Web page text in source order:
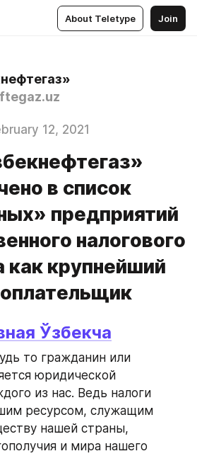
About Teletype Join
12, 2021
в список
предприятий
налогового
как крупнейший
Ўзбекча
то гражданин или
юридической
из нас. Ведь налоги
ресурсом, служащим
нашей страны,
и мира нашего